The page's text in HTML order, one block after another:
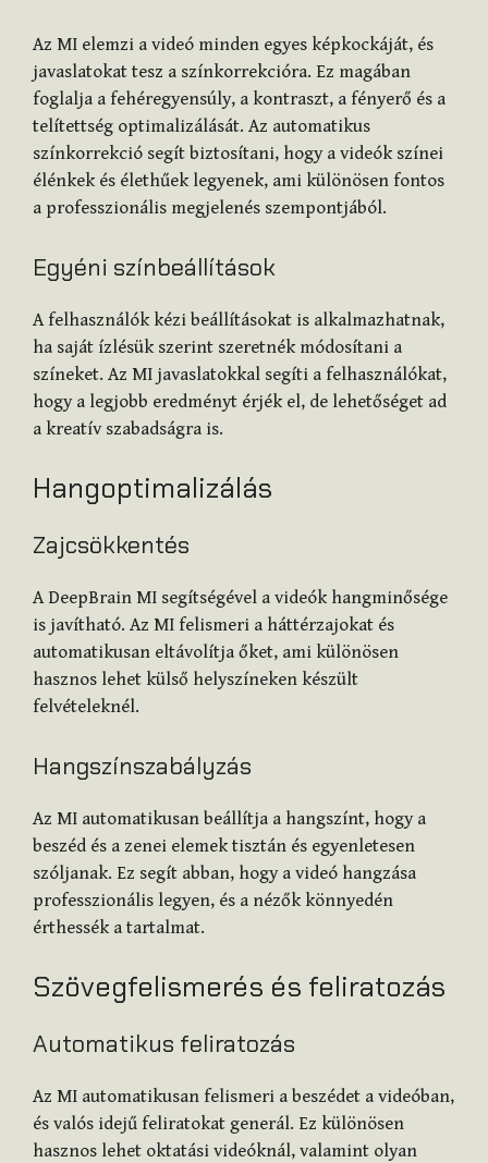
Az MI elemzi a videó minden egyes képkockáját, és
javaslatokat tesz a színkorrekcióra. Ez magában
foglalja a fehéregyensúly, a kontraszt, a fényerő és a
telítettség optimalizálását. Az automatikus
színkorrekció segít biztosítani, hogy a videók színei
élénkek és élethűek legyenek, ami különösen fontos
a professzionális megjelenés szempontjából.
Egyéni színbeállítások
A felhasználók kézi beállításokat is alkalmazhatnak,
ha saját ízlésük szerint szeretnék módosítani a
színeket. Az MI javaslatokkal segíti a felhasználókat,
hogy a legjobb eredményt érjék el, de lehetőséget ad
a kreatív szabadságra is.
Hangoptimalizálás
Zajcsökkentés
A DeepBrain MI segítségével a videók hangminősége
is javítható. Az MI felismeri a háttérzajokat és
automatikusan eltávolítja őket, ami különösen
hasznos lehet külső helyszíneken készült
felvételeknél.
Hangszínszabályzás
Az MI automatikusan beállítja a hangszínt, hogy a
beszéd és a zenei elemek tisztán és egyenletesen
szóljanak. Ez segít abban, hogy a videó hangzása
professzionális legyen, és a nézők könnyedén
érthessék a tartalmat.
Szövegfelismerés és feliratozás
Automatikus feliratozás
Az MI automatikusan felismeri a beszédet a videóban,
és valós idejű feliratokat generál. Ez különösen
hasznos lehet oktatási videóknál, valamint olyan